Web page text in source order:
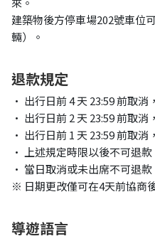
建築物後方停車場202號車位
輛）。
退款規定
• 出行日前 4 天 23:59 前取消
• 出行日前 2 天 23:59 前取消
• 出行日前 1 天 23:59 前取消
• 上述規定時限以後不可退款
• 當日取消或未出席不可退款
※ 日期更改僅可在4天前協商
導遊語言